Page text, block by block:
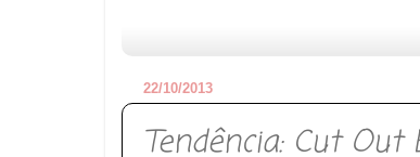
22/10/2013
Tendência: Cut Out